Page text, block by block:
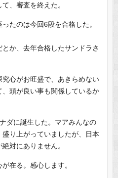
、審査を終えた。
たのは今回6段を合格した。
か、去年合格したサンドラさ
心がお旺盛で、あきらめない
頭が良い事も関係しているか
ダに誕生した。マアみんなの
り上がっていましたが、日本
対にありません。
在る。感心します。